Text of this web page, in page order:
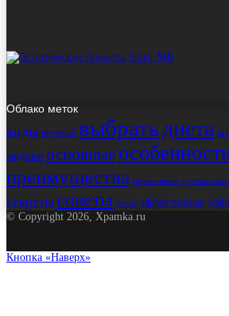
Облако меток
виды вкусный выбратьдиета
модные основные
преимущества применение
секреты советы стиль эффективные
© Copyright 2026, Xpamka.ru
Кнопка «Наверх»